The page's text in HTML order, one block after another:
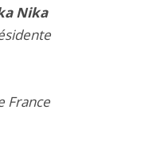
Nika
France